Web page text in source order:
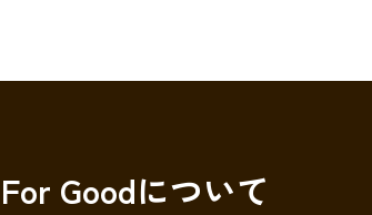
For Goodについて